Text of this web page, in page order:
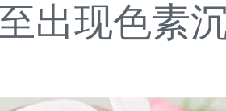
出现色素